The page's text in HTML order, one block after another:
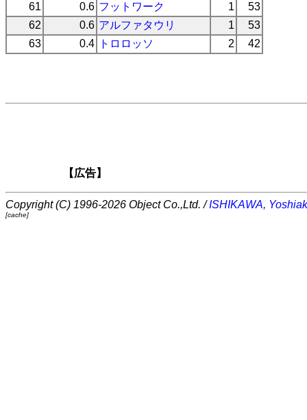
61 0.6 フットワーク 1
53
62
0.6 アルファタウリ 1
53
63
0.4 トロロッソ 2 42
【広告】
Copyright (C) 1996-2026 Object Co.,Ltd. /ISHIKAWA,
[cache]